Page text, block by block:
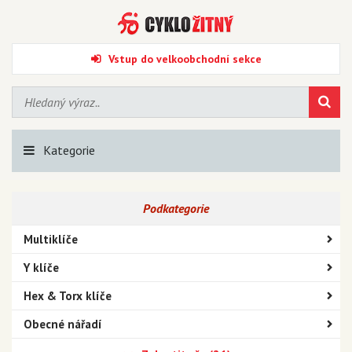
Vstup do velkoobchodní sekce
Kategorie
Podkategorie
Multiklíče
Y klíče
Hex & Torx klíče
Obecné nářadí